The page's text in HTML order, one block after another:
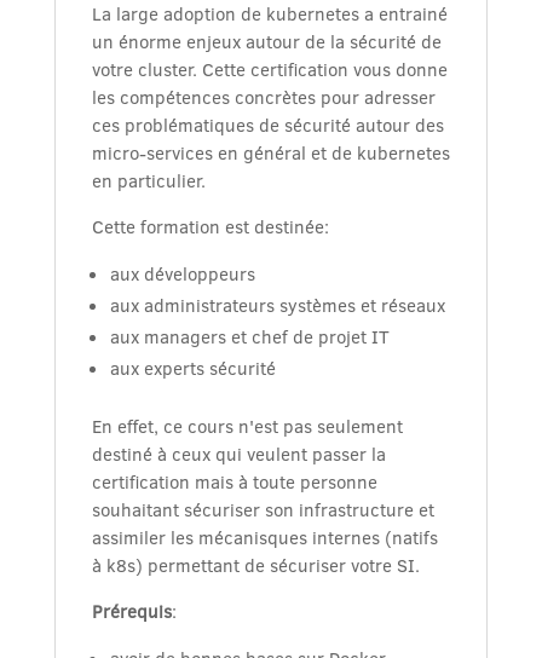
La large adoption de kubernetes a entrainé
un énorme enjeux autour de la sécurité de
votre cluster. Cette certification vous donne
les compétences concrètes pour adresser
ces problématiques de sécurité autour des
micro-services en général et de kubernetes
en particulier.
Cette formation est destinée:
aux développeurs
aux administrateurs systèmes et réseaux
aux managers et chef de projet IT
aux experts sécurité
En effet, ce cours n'est pas seulement
destiné à ceux qui veulent passer la
certification mais à toute personne
souhaitant sécuriser son infrastructure et
assimiler les mécanisques internes (natifs
à k8s) permettant de sécuriser votre SI.
Prérequis: